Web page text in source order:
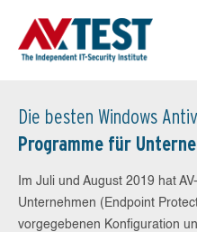
Die besten Windows
Programme für
Im Juli und August 2019 hat
Unternehmen (Endpoint
vorgegebenen Konfiguration